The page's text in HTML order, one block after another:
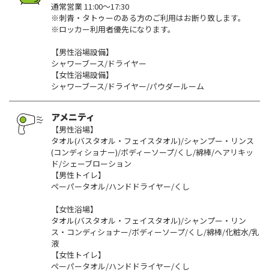
通常営業 11:00～17:30
※刺青・タトゥーのある方のご利用はお断り致します。
※ロッカー利用者優先になります。
【男性浴場設備】
シャワーブース/ドライヤー
【女性浴場設備】
シャワーブース/ドライヤー/パウダールーム
アメニティ
【男性浴場】
タオル(バスタオル・フェイスタオル)/シャンプー・リンス
(コンディショナー)/ボディーソープ/くし/綿棒/ヘアリキッ
ド/シェーブローション
【男性トイレ】
ペーパータオル/ハンドドライヤー/くし
【女性浴場】
タオル(バスタオル・フェイスタオル)/シャンプー・リン
ス・コンディショナー/ボディーソープ/くし/綿棒/化粧水/乳
液
【女性トイレ】
ペーパータオル/ハンドドライヤー/くし